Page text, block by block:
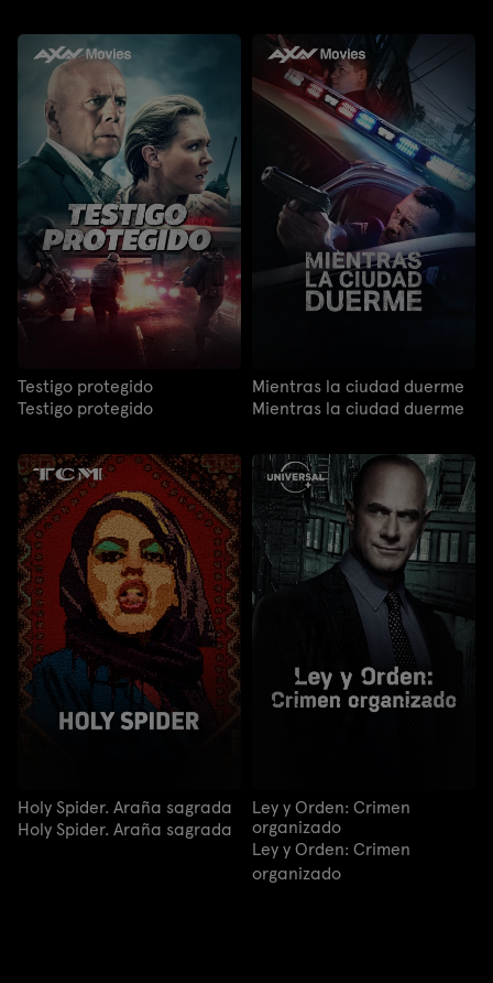
Testigo protegido
Testigo protegido
Mientras la ciudad duerme
Mientras la ciudad duerme
Holy Spider. Araña sagrada
Holy Spider. Araña sagrada
Ley y Orden: Crimen
organizado
Ley y Orden: Crimen
organizado